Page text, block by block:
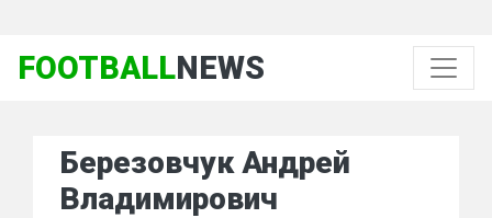
FOOTBALLNEWS
Березовчук Андрей
Владимирович